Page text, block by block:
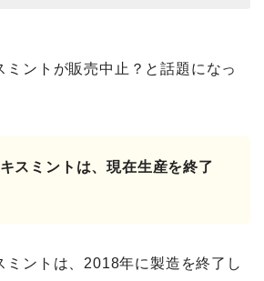
ミントが販売中止？と話題になっ
スミントは、現在生産を終了
ミントは、2018年に製造を終了し